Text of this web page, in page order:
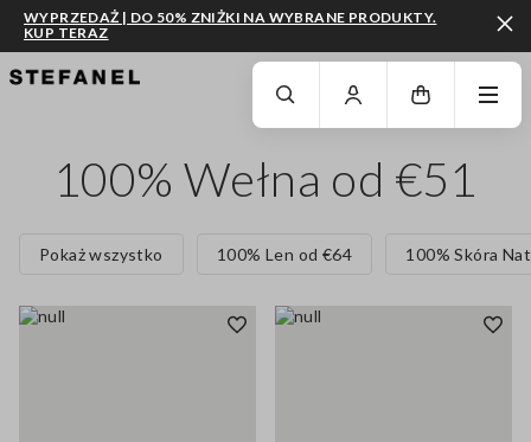
PRZEJDŹ DO GŁÓWNEJ TREŚCI PRZEWIŃ NA DÓŁ STRONY
WYPRZEDAŻ | DO 50% ZNIŻKI NA WYBRANE PRODUKTY.
KUP TERAZ
100% Wełna od €51
Pokaż wszystko 100% Len od €64 100% Skóra